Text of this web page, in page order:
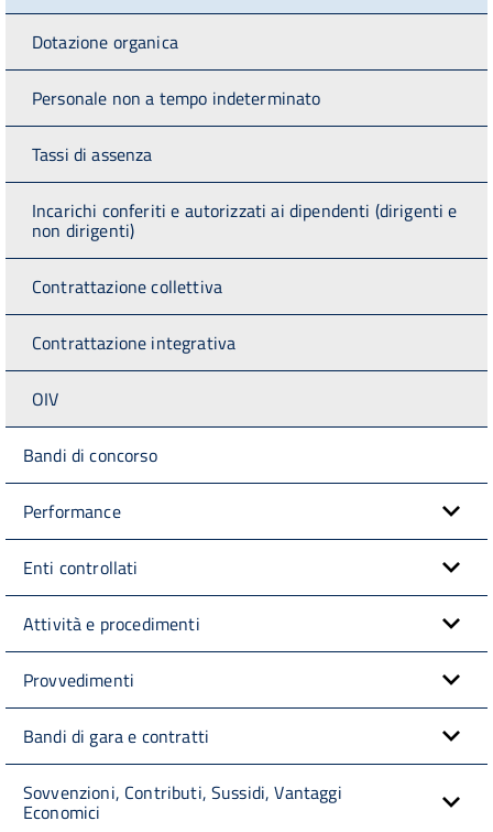
Dotazione organica
Personale non a tempo indeterminato
Tassi di assenza
Incarichi conferiti e autorizzati ai dipendenti (dirigenti e
non dirigenti)
Contrattazione collettiva
Contrattazione integrativa
OIV
Bandi di concorso
Performance
Enti controllati
Attività e procedimenti
Provvedimenti
Bandi di gara e contratti
Sovvenzioni, Contributi, Sussidi, Vantaggi
Economici